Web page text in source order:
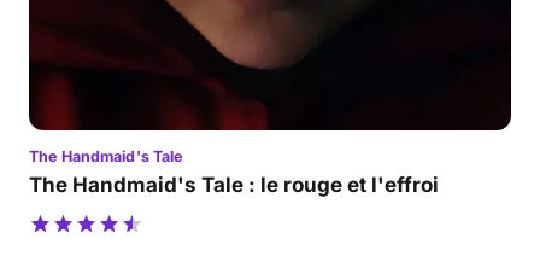
The Handmaid's Tale
The Handmaid's Tale : le rouge et l'effroi